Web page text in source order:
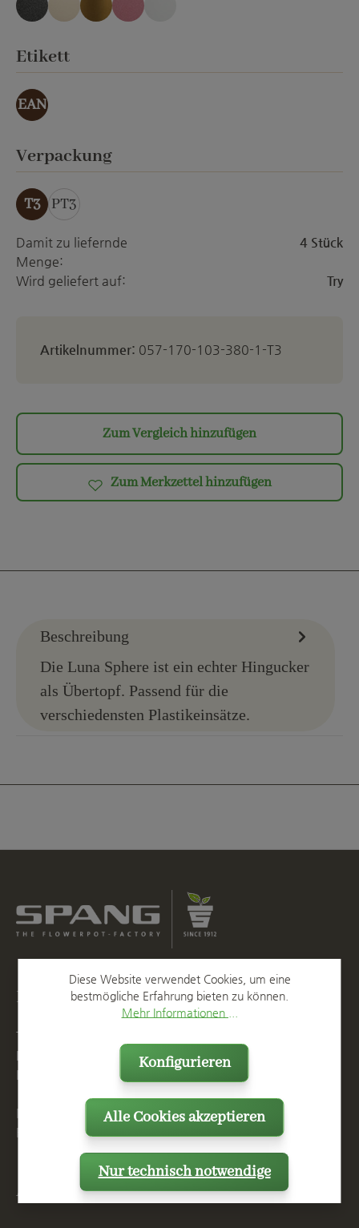
anthrazit Emery
creme Emery
gold-effektorchid Emery
Etikettauswählen
EAN
Verpackungauswählen
T3 PT3
Damit zu liefernde
Menge:
4 Stück
Wird geliefert auf: Try
Artikelnummer: 057-170-103-380-1-T3
Zum Vergleich hinzufügen
Zum Merkzettel hinzufügen
Beschreibung
Die Luna Sphere ist ein echter Hingucker
als Übertopf. Passend für die
verschiedensten Plastikeinsätze.
Kontakt
T
F
+49 2623 887 149
E
Mo. - Do. 07:15 - 16:00 Uhr
Fr. bis 14:00 Uhr
Anschrift
Diese Website verwendet Cookies, um eine
bestmögliche Erfahrung bieten zu können.
Mehr Informationen ...
Nur technisch notwendige
Konfigurieren
Alle Cookies akzeptieren